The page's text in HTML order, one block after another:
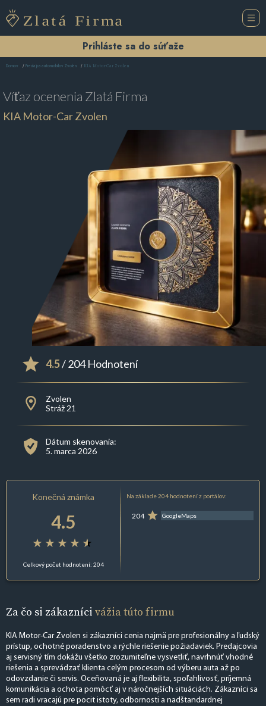
Prihláste sa do súťaže
Domov Predajca automobilov Zvolen KIA Motor-Car Zvolen
Víťaz ocenenia Zlatá Firma
KIA Motor-Car Zvolen
4.5/ 204 Hodnotení
Zvolen
Stráž 21
Dátum skenovania:
5. marca 2026
Konečná známka
4.5
Celkový počet hodnotení: 204
Na základe 204 hodnotení z portálov:
204 GoogleMaps
Za čo si zákazníci vážia túto firmu
KIA Motor-Car Zvolen si zákazníci cenia najmä pre profesionálny a ľudský
prístup, ochotné poradenstvo a rýchle riešenie požiadaviek. Predajcovia
aj servisný tím dokážu všetko zrozumiteľne vysvetliť, navrhnúť vhodné
riešenia a sprevádzať klienta celým procesom od výberu auta až po
odovzdanie či servis. Oceňovaná je aj flexibilita, spoľahlivosť, príjemná
komunikácia a ochota pomôcť aj v náročnejších situáciách. Zákazníci sa
sem radi vracajú pre pocit istoty, odbornosti a nadštandardnej